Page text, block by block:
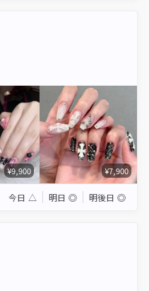
¥9,900 ¥7,900
今日 △ 明日 ◎ 明後日 ◎